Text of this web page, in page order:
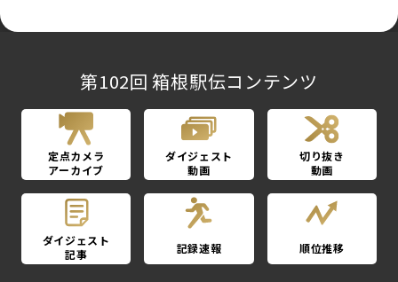
第102回 箱根駅伝コンテンツ
定点カメラ
アーカイブ
ダイジェスト
動画
切り抜き
動画
ダイジェスト
記事
記録速報 順位推移